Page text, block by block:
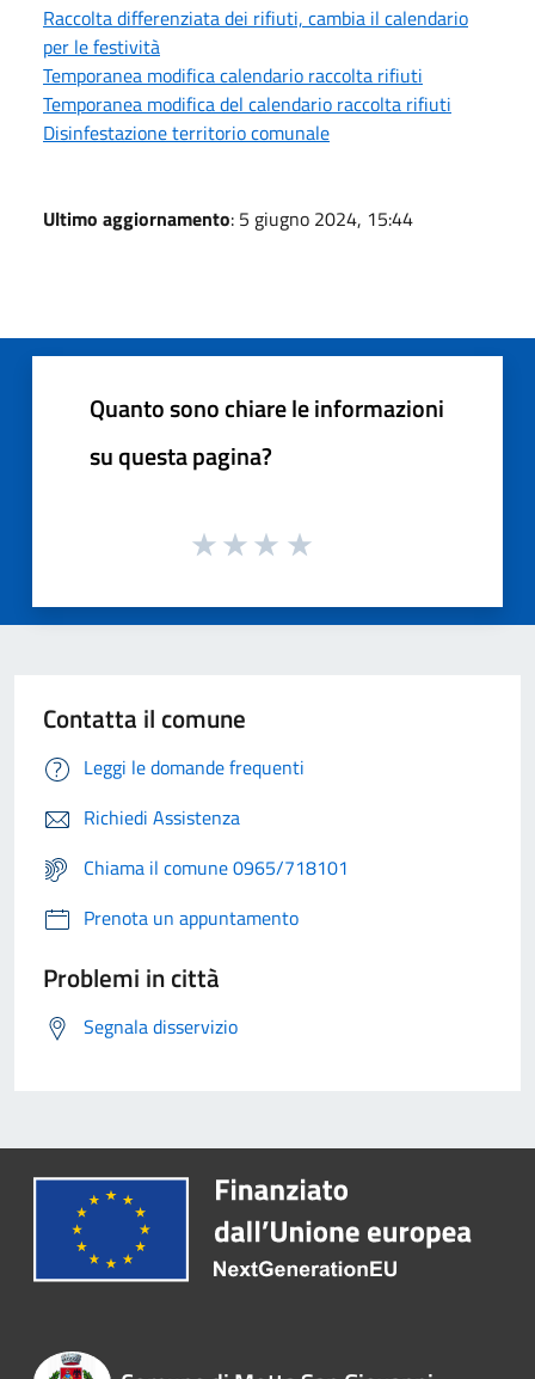
Raccolta differenziata dei rifiuti, cambia il calendario
per le festività
Temporanea modifica calendario raccolta rifiuti
Temporanea modifica del calendario raccolta rifiuti
Disinfestazione territorio comunale
Ultimo aggiornamento: 5 giugno 2024, 15:44
Quanto sono chiare le informazioni
su questa pagina?
Contatta il comune
Leggi le domande frequenti
Richiedi Assistenza
Chiama il comune 0965/718101
Prenota un appuntamento
Problemi in città
Segnala disservizio